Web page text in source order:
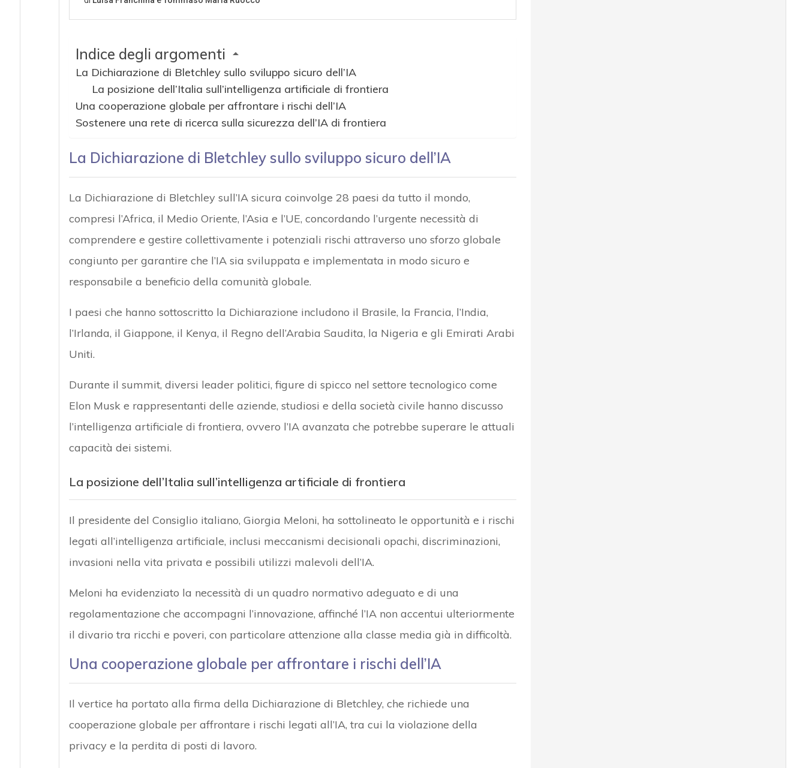
Indice degli argomenti
La Dichiarazione di Bletchley sullo sviluppo sicuro dell’IA
La posizione dell’Italia sull’intelligenza artificiale di frontiera
Una cooperazione globale per affrontare i rischi dell’IA
Sostenere una rete di ricerca sulla sicurezza dell’IA di frontiera
La Dichiarazione di Bletchley sullo sviluppo sicuro dell’IA
La Dichiarazione di Bletchley sull’IA sicura coinvolge 28 paesi da tutto il mondo,
compresi l’Africa, il Medio Oriente, l’Asia e l’UE, concordando l’urgente necessità di
comprendere e gestire collettivamente i potenziali rischi attraverso uno sforzo globale
congiunto per garantire che l’IA sia sviluppata e implementata in modo sicuro e
responsabile a beneficio della comunità globale.
I paesi che hanno sottoscritto la Dichiarazione includono il Brasile, la Francia, l’India,
l’Irlanda, il Giappone, il Kenya, il Regno dell’Arabia Saudita, la Nigeria e gli Emirati Arabi
Uniti.
Durante il summit, diversi leader politici, figure di spicco nel settore tecnologico come
Elon Musk e rappresentanti delle aziende, studiosi e della società civile hanno discusso
l’intelligenza artificiale di frontiera, ovvero l’IA avanzata che potrebbe superare le attuali
capacità dei sistemi.
La posizione dell’Italia sull’intelligenza artificiale di frontiera
Il presidente del Consiglio italiano, Giorgia Meloni, ha sottolineato le opportunità e i rischi
legati all’intelligenza artificiale, inclusi meccanismi decisionali opachi, discriminazioni,
invasioni nella vita privata e possibili utilizzi malevoli dell’IA.
Meloni ha evidenziato la necessità di un quadro normativo adeguato e di una
regolamentazione che accompagni l’innovazione, affinché l’IA non accentui ulteriormente
il divario tra ricchi e poveri, con particolare attenzione alla classe media già in difficoltà.
Una cooperazione globale per affrontare i rischi dell’IA
Il vertice ha portato alla firma della Dichiarazione di Bletchley, che richiede una
cooperazione globale per affrontare i rischi legati all’IA, tra cui la violazione della
privacy e la perdita di posti di lavoro.